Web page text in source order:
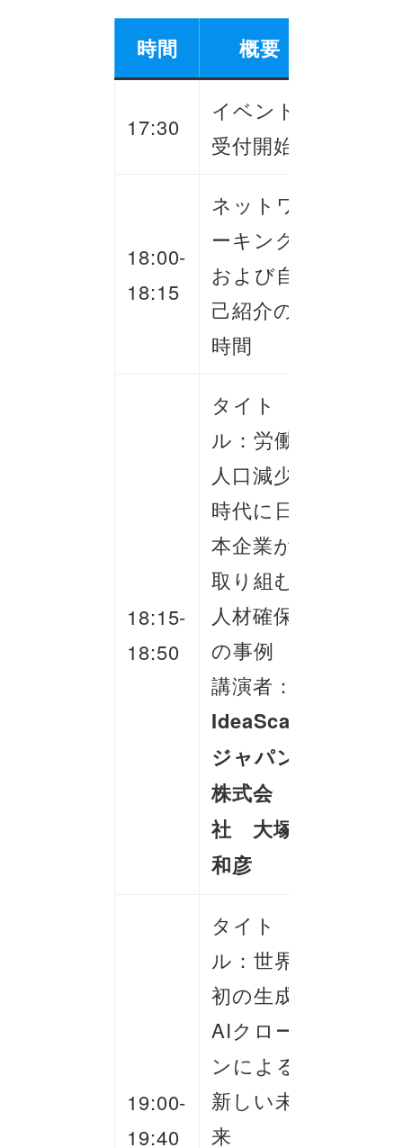
時間 概要
17:30
イベント
受付開始
18:00-
18:15
ネットワ
ーキング
および自
己紹介の
時間
18:15-
18:50
タイト
ル：労働
人口減少
時代に日
本企業が
取り組む
人材確保
の事例
講演者：
IdeaScale
ジャパン
株式会
社 大塚
和彦
19:00-
19:40
タイト
ル：世界
初の生成
AIクロー
ンによる
新しい未
来